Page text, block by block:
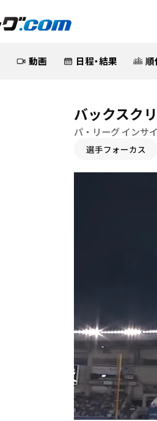
動画 日程・結果 順
バックスク
パ・リーグ インサ
選手フォーカス